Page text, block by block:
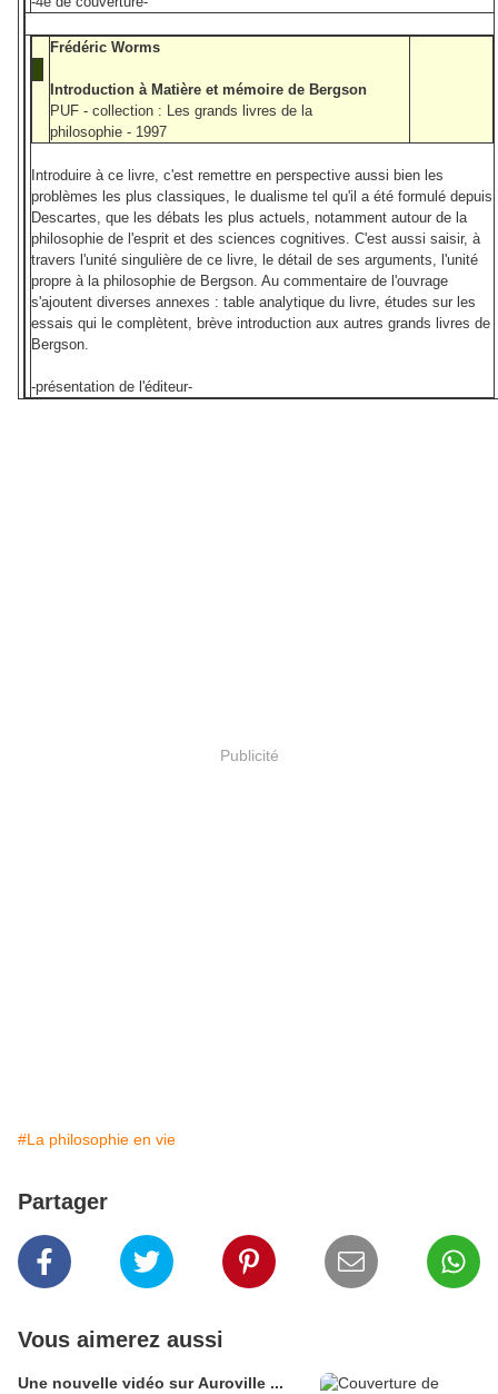
Frédéric Worms
Introduction à Matière et mémoire de Bergson
PUF - collection : Les grands livres de la
philosophie - 1997
Introduire à ce livre, c'est remettre en perspective aussi bien les
problèmes les plus classiques, le dualisme tel qu'il a été formulé depuis
Descartes, que les débats les plus actuels, notamment autour de la
philosophie de l'esprit et des sciences cognitives. C'est aussi saisir, à
travers l'unité singulière de ce livre, le détail de ses arguments, l'unité
propre à la philosophie de Bergson. Au commentaire de l'ouvrage
s'ajoutent diverses annexes : table analytique du livre, études sur les
essais qui le complètent, brève introduction aux autres grands livres de
Bergson.
-présentation de l'éditeur-
Publicité
#La philosophie en vie
Partager
Vous aimerez aussi
Une nouvelle vidéo sur Auroville ...